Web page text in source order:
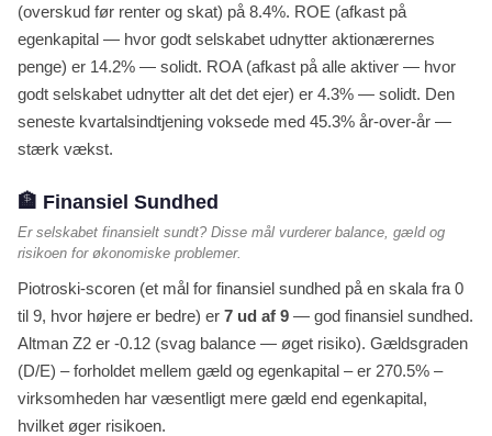
(overskud før renter og skat) på 8.4%. ROE (afkast på
egenkapital — hvor godt selskabet udnytter aktionærernes
penge) er 14.2% — solidt. ROA (afkast på alle aktiver — hvor
godt selskabet udnytter alt det det ejer) er 4.3% — solidt. Den
seneste kvartalsindtjening voksede med 45.3% år-over-år —
stærk vækst.
🏦 Finansiel Sundhed
Er selskabet finansielt sundt? Disse mål vurderer balance, gæld og
risikoen for økonomiske problemer.
Piotroski-scoren (et mål for finansiel sundhed på en skala fra 0
til 9, hvor højere er bedre) er 7 ud af 9 — god finansiel sundhed.
Altman Z2 er -0.12 (svag balance — øget risiko). Gældsgraden
(D/E) – forholdet mellem gæld og egenkapital – er 270.5% –
virksomheden har væsentligt mere gæld end egenkapital,
hvilket øger risikoen.